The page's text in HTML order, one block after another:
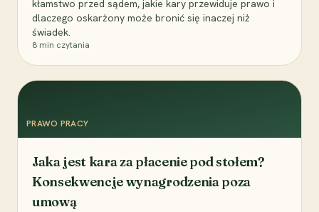
kłamstwo przed sądem, jakie kary przewiduje prawo i
dlaczego oskarżony może bronić się inaczej niż
świadek.
8 min czytania
PRAWO PRACY
Jaka jest kara za płacenie pod stołem?
Konsekwencje wynagrodzenia poza
umową